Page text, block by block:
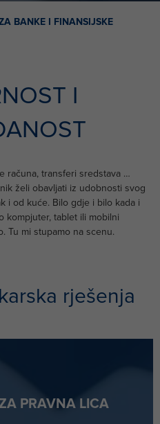
BANKE I FINANSIJSKE
I
računa, transferi sredstava …
želi obavljati iz udobnosti svog
i od kuće. Bilo gdje i bilo kada i
kompjuter, tablet ili mobilni
Tu mi stupamo na scenu.
rješenja
PRAVNA LICA